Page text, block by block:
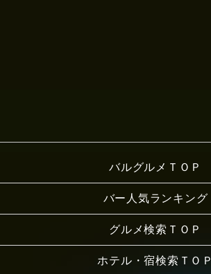
バルグルメＴＯＰ
バー人気ランキング
グルメ検索ＴＯＰ
ホテル・宿検索ＴＯＰ